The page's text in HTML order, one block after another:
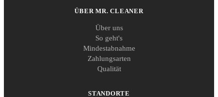
ÜBER MR. CLEANER
Über uns
So geht's
Mindestabnahme
Zahlungsarten
Qualität
STANDORTE